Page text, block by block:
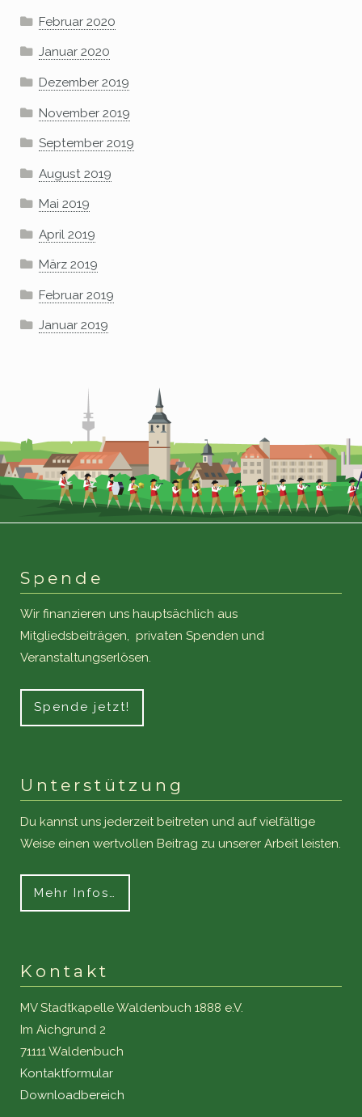
Februar 2020
Januar 2020
Dezember 2019
November 2019
September 2019
August 2019
Mai 2019
April 2019
März 2019
Februar 2019
Januar 2019
Spende
Wir finanzieren uns hauptsächlich aus
Mitgliedsbeiträgen, privaten Spenden und
Veranstaltungserlösen.
Spende jetzt!
Unterstützung
Du kannst uns jederzeit beitreten und auf vielfältige
Weise einen wertvollen Beitrag zu unserer Arbeit leisten.
Mehr Infos…
Kontakt
MV Stadtkapelle Waldenbuch 1888 e.V.
Im Aichgrund 2
71111 Waldenbuch
Kontaktformular
Downloadbereich